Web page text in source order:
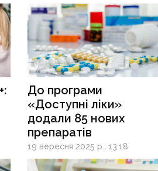
До програми
«Доступні ліки»
додали 85 нових
препаратів
19 вересня 2025 р., 13:18